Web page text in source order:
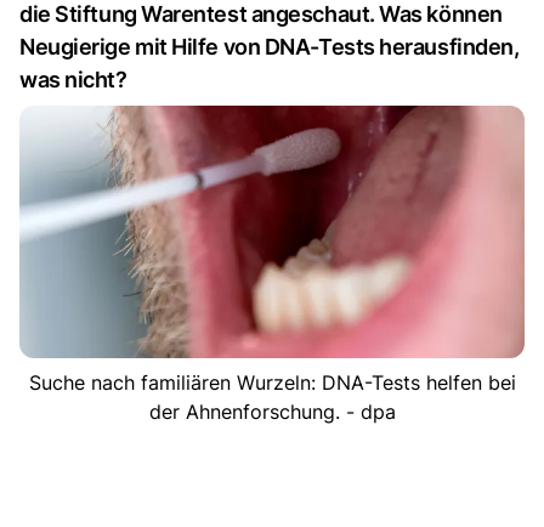
die Stiftung Warentest angeschaut. Was können
Neugierige mit Hilfe von DNA-Tests herausfinden,
was nicht?
Suche nach familiären Wurzeln: DNA-Tests helfen bei
der Ahnenforschung. - dpa